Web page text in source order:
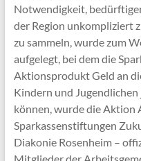
Notwendigkeit,
der Region unkompliziert
zu sammeln, wurde zum
aufgelegt, bei dem die
Aktionsprodukt Geld an
Kindern und
können, wurde die Aktion
Sparkassenstiftungen
Diakonie Rosenheim –